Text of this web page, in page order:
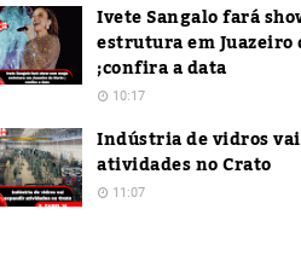
Ivete Sangalo fará
estrutura em Juazeiro
;confira a data
10:17
Indústria de vidros
atividades no Crato
11:07